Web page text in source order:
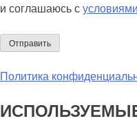
и соглашаюсь с
Политика